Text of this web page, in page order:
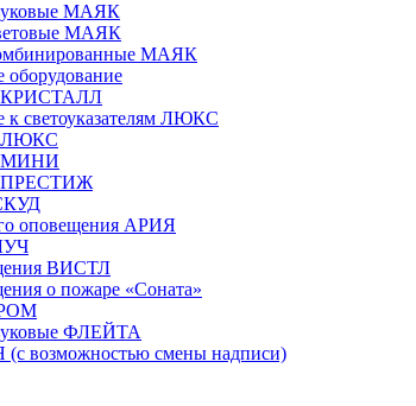
МАЯК
МАЯК
МАЯК
оборудование
КРИСТАЛЛ
светоуказателям ЛЮКС
ЛЮКС
МИНИ
ПРЕСТИЖ
оповещения АРИЯ
ВИСТЛ
о пожаре «Соната»
ФЛЕЙТА
возможностью смены надписи)